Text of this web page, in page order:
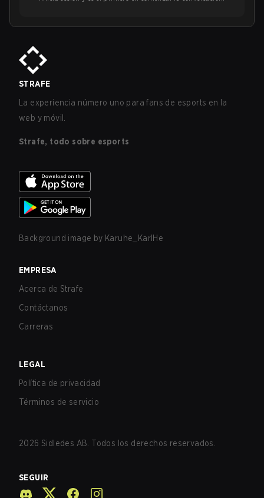
STRAFE
La experiencia número uno para fans de esports en la
web y móvil.
Strafe, todo sobre esports
Background image by Karuhe_KarlHe
EMPRESA
Acerca de Strafe
Contáctanos
Carreras
LEGAL
Política de privacidad
Términos de servicio
2026 Sidledes AB. Todos los derechos reservados.
SEGUIR